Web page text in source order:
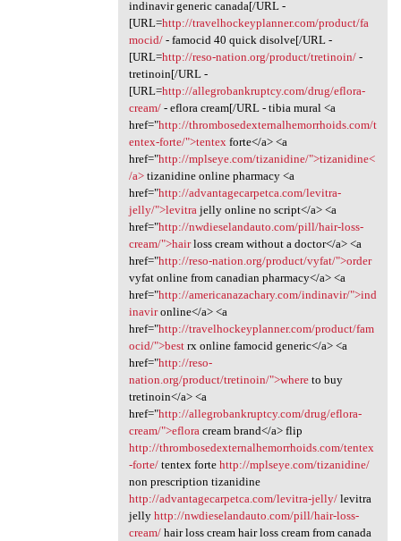
indinavir generic canada[/URL -
[URL=http://travelhockeyplanner.com/product/fa
mocid/- famocid 40 quick disolve[/URL -
[URL=http://reso-nation.org/product/tretinoin/-
tretinoin[/URL -
[URL=http://allegrobankruptcy.com/drug/eflora-
cream/- eflora cream[/URL - tibia mural <a
href="http://thrombosedexternalhemorrhoids.com/t
entex-forte/">tentexforte</a> <a
href="http://mplseye.com/tizanidine/">tizanidine<
/a>tizanidine online pharmacy <a
href="http://advantagecarpetca.com/levitra-
jelly/">levitrajelly online no script</a> <a
href="http://nwdieselandauto.com/pill/hair-loss-
cream/">hairloss cream without a doctor</a> <a
href="http://reso-nation.org/product/vyfat/">order
vyfat online from canadian pharmacy</a> <a
href="http://americanazachary.com/indinavir/">ind
inavironline</a> <a
href="http://travelhockeyplanner.com/product/fam
ocid/">bestrx online famocid generic</a> <a
href="http://reso-
nation.org/product/tretinoin/">whereto buy
tretinoin</a> <a
href="http://allegrobankruptcy.com/drug/eflora-
cream/">efloracream brand</a> flip
http://thrombosedexternalhemorrhoids.com/tentex
-forte/tentex forte http://mplseye.com/tizanidine/
non prescription tizanidine
http://advantagecarpetca.com/levitra-jelly/levitra
jelly http://nwdieselandauto.com/pill/hair-loss-
cream/hair loss cream hair loss cream from canada